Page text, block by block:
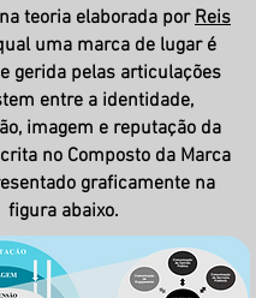
teoria elaborada porReis
uma marca de lugar é
gerida pelas articulações
entre a identidade,
imagem e reputação da
no Composto da Marca
graficamente na
figura abaixo.